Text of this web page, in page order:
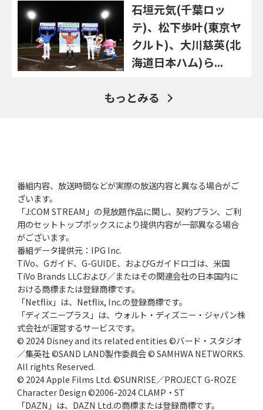
石垣元気(千葉ロッ
テ)、松下歩叶(東京ヤ
クルト)、大川慈英(北
海道日本ハム)ら...
もっとみる
番組内容、放送時間などが実際の放送内容と異なる場合がご
ざいます。
「J:COM STREAM」の見放題作品に関し、契約プラン、ご利
用のセットトップボックスにより提供内容が一部異なる場合
がございます。
番組データ提供元：IPG Inc.
TiVo、Gガイド、G-GUIDE、およびGガイドロゴは、米国
TiVo Brands LLCおよび／またはその関連会社の日本国内に
おける商標または登録商標です。
「Netflix」は、Netflix, Inc.の登録商標です。
「ディズニープラス」は、ウォルト・ディズニー・ジャパン株
式会社が運営するサービスです。
© 2024 Disney and its related entities ©バード・スタジオ
／集英社 ©SAND LAND製作委員会 © SAMHWA NETWORKS.
All rights Reserved.
© 2024 Apple Films Ltd. ©SUNRISE／PROJECT G-ROZE
Character Design ©2006-2024 CLAMP・ST
「DAZN」は、DAZN Ltd.の商標または登録商標です。